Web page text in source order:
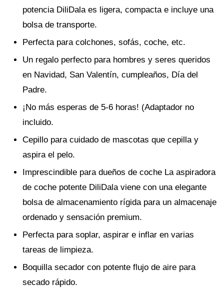
potencia DiliDala es ligera, compacta e incluye una
bolsa de transporte.
Perfecta para colchones, sofás, coche, etc.
Un regalo perfecto para hombres y seres queridos
en Navidad, San Valentín, cumpleaños, Día del
Padre.
¡No más esperas de 5-6 horas! (Adaptador no
incluido.
Cepillo para cuidado de mascotas que cepilla y
aspira el pelo.
Imprescindible para dueños de coche La aspiradora
de coche potente DiliDala viene con una elegante
bolsa de almacenamiento rígida para un almacenaje
ordenado y sensación premium.
Perfecta para soplar, aspirar e inflar en varias
tareas de limpieza.
Boquilla secador con potente flujo de aire para
secado rápido.